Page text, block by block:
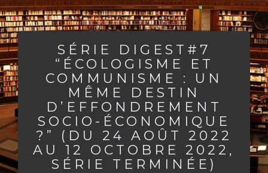
SÉRIE DIGEST#7
“ÉCOLOGISME ET
COMMUNISME : UN
MÊME DESTIN
D’EFFONDREMENT
SOCIO-ÉCONOMIQUE
?” (DU 24 AOÛT 2022
AU 12 OCTOBRE 2022,
SÉRIE TERMINÉE)